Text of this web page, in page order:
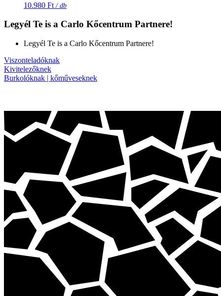
10.980 Ft / db
Legyél Te is a Carlo Kőcentrum Partnere!
Legyél Te is a Carlo Kőcentrum Partnere!
Viszonteladóknak
Kivitelezőknek
Burkolóknak | kőműveseknek